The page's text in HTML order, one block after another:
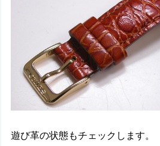
遊び革の状態もチェックします。